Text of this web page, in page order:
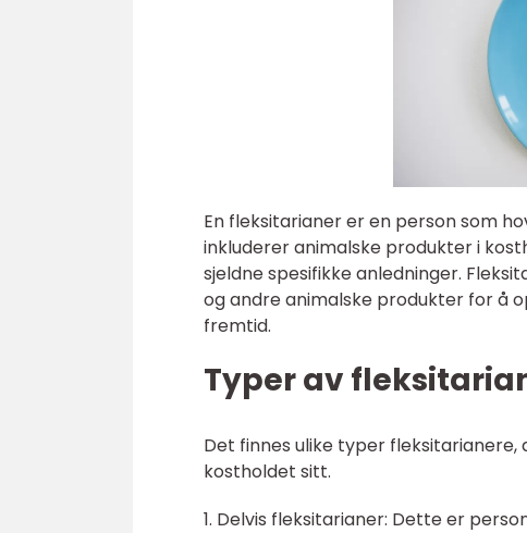
En fleksitarianer er en person som
inkluderer animalske produkter i
sjeldne spesifikke anledninger.
og andre animalske produkter for å
fremtid.
Typer av
Det finnes ulike typer
kostholdet sitt.
1. Delvis fleksitarianer: Dette er